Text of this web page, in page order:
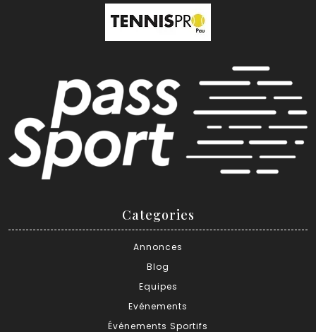
Categories
Annonces
Blog
Equipes
Evénements
Événements Sportifs